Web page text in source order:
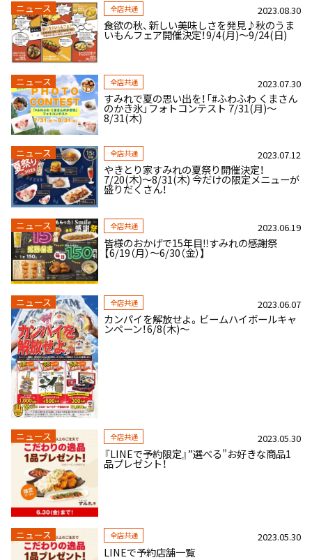
ニュース 全店共通 2023.08.30
食欲の秋、新しい美味しさを発見♪秋のうま
いもんフェア開催決定！9/4(月)～9/24(日)
ニュース 全店共通 2023.07.30
すみれで夏の思い出を！「#ふわふわ くまさん
のかき氷」フォトコンテスト 7/31(月)～
8/31(木)
ニュース 全店共通 2023.07.12
やきとり家すみれの夏祭り開催決定！
7/20(木)～8/31(木) 今だけの限定メニューが
盛りだくさん！
ニュース 全店共通 2023.06.19
皆様のおかげで15年目‼すみれの感謝祭
【6/19（月）～6/30（金）】
ニュース 全店共通 2023.06.07
カンパイを解放せよ。ビームハイボールキャ
ンペーン！6/8(木)～
ニュース 全店共通 2023.05.30
『LINEで予約限定』”選べる”お好きな商品1
品プレゼント！
ニュース 全店共通 2023.05.30
LINEで予約店舗一覧